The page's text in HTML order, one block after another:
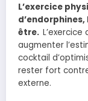
L’exercice
être.
augmenter
cocktail
rester fort
externe.